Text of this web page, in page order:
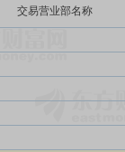
交易营业部名称